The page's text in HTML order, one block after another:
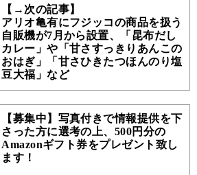
【→次の記事】
アリオ亀有にフジッコの商品を扱う
自販機が7月から設置、「昆布だし
カレー」や「甘さすっきりあんこの
おはぎ」「甘さひきたつほんのり塩
豆大福」など
【募集中】写真付きで情報提供を下
さった方に選考の上、500円分の
Amazonギフト券をプレゼント致し
ます！